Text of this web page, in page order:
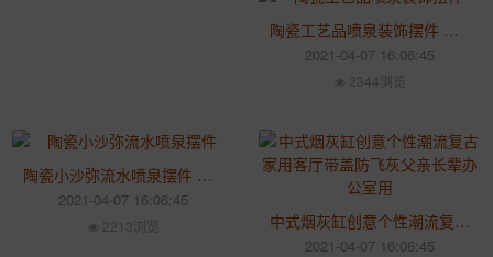
陶瓷工艺品喷泉装饰摆件 店面公司乔迁结婚礼物
2021-04-07 16:06:45
2344浏览
陶瓷小沙弥流水喷泉摆件 中秋订制办公室客厅茶几桌面招财装饰
2021-04-07 16:06:45
2213浏览 中式烟灰缸创意个性潮流复古家用客厅带盖防飞灰父亲长辈办公室用
2021-04-07 16:06:45